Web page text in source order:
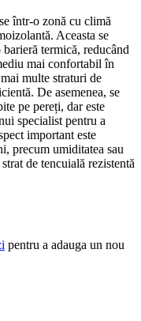
într-o zonă cu climă
Aceasta se
termică, reducând
mai confortabil în
multe straturi de
De asemenea, se
pe pereți, dar este
specialist pentru a
important este
precum umiditatea sau
de tencuială rezistentă
pentru a adauga un nou